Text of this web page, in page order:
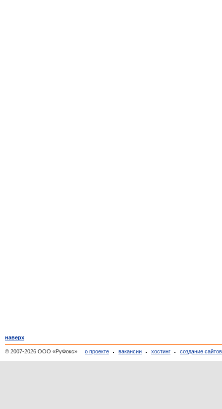
наверх
© 2007-2026 ООО «РуФокс» о проекте вакансии хостинг создание сайтов